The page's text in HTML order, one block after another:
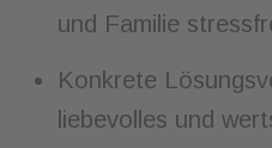
und Familie
Konkrete
liebevolles und